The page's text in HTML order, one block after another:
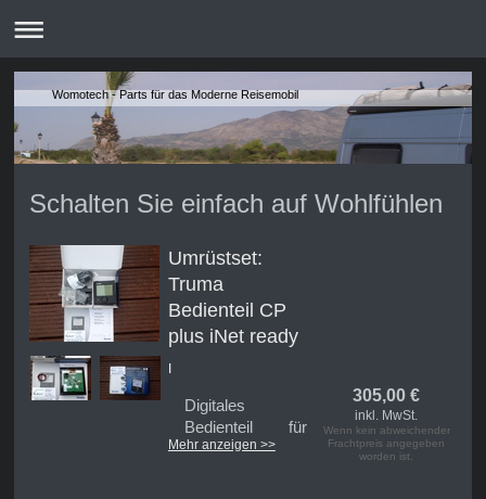
Womotech - Parts für das Moderne Reisemobil
Schalten Sie einfach auf Wohlfühlen
305,00 €
inkl. MwSt.
Wenn kein abweichender
Frachtpreis angegeben
worden ist.
Umrüstset:
Truma
Bedienteil CP
plus iNet ready
Digitales
Bedienteil für
Truma Combi
Mehr anzeigen >>